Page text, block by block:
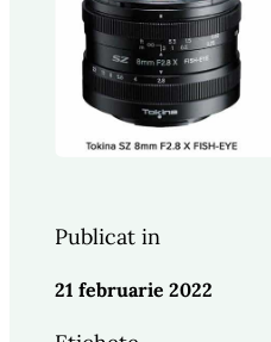
Publicat in
21 februarie 2022